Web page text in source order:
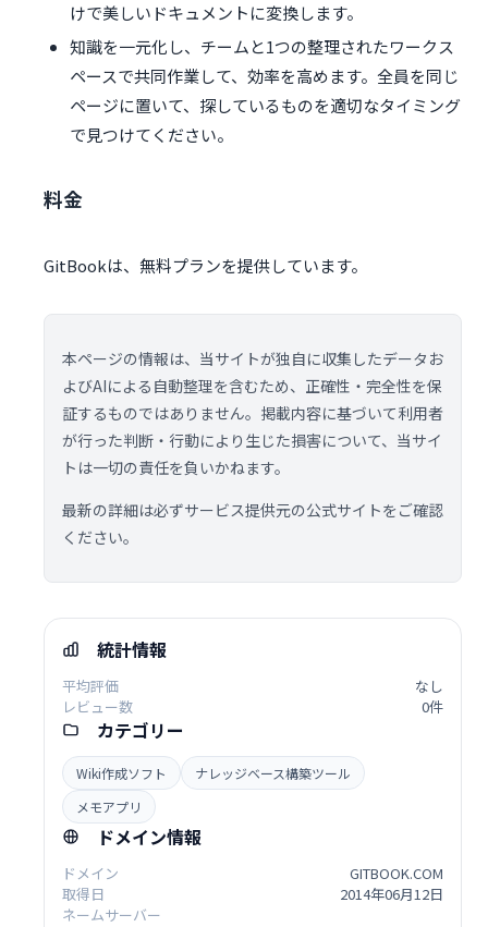
けで美しいドキュメントに変換します。
知識を一元化し、チームと1つの整理されたワークス
ペースで共同作業して、効率を高めます。全員を同じ
ページに置いて、探しているものを適切なタイミング
で見つけてください。
料金
GitBookは、無料プランを提供しています。
本ページの情報は、当サイトが独自に収集したデータお
よびAIによる自動整理を含むため、正確性・完全性を保
証するものではありません。掲載内容に基づいて利用者
が行った判断・行動により生じた損害について、当サイ
トは一切の責任を負いかねます。
最新の詳細は必ずサービス提供元の公式サイトをご確認
ください。
統計情報
平均評価
なし
レビュー数
0件
カテゴリー
Wiki作成ソフト
ナレッジベース構築ツール
メモアプリ
ドメイン情報
ドメイン
GITBOOK.COM
取得日
2014年06月12日
ネームサーバー